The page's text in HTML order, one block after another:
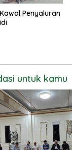
Penyaluran
untuk kamu